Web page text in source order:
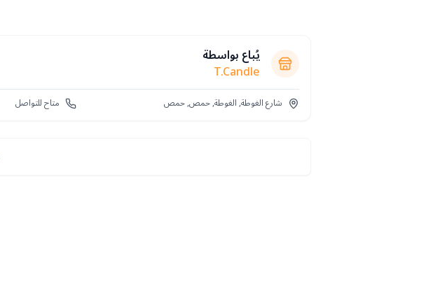
يُباع بواسطة
T.Candle
شارع الغوطة, الغوطة, حمص, حمص متاح للتواصل